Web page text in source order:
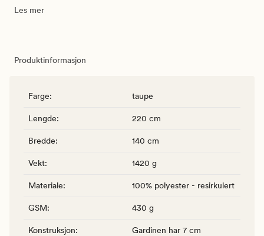
Les mer
Produktinformasjon
Farge: taupe
Lengde: 220 cm
Bredde: 140 cm
Vekt: 1420 g
Materiale: 100% polyester - resirkulert
GSM: 430 g
Konstruksjon:
Gardinen har 7 cm